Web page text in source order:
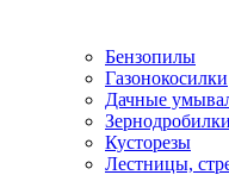
Бензопилы
Газонокосилки
Дачные
Зернодробилки
Кусторезы
Лестницы,